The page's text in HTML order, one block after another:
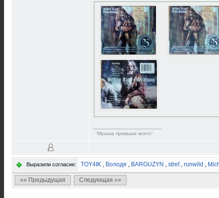
"Музыка превыше всего"
Выразили согласие: TOY4IK , Володя , BARGUZYN , stref, runwild ,
«« Предыдущая Следующая »»